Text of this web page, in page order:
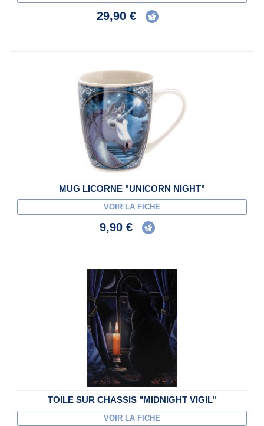
29,90 €
MUG LICORNE "UNICORN NIGHT"
VOIR LA FICHE
9,90 €
TOILE SUR CHASSIS "MIDNIGHT VIGIL"
VOIR LA FICHE